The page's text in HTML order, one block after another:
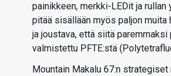
painikkeen, merkki-LEDit ja
pitää sisällään myös paljon
ja joustava, että siitä
valmistettu PFTE:stä
Mountain Makalu 67:n